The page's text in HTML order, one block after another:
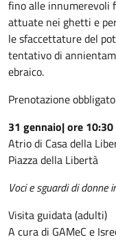
fino alle innumerevoli
attuate nei ghetti e
le sfaccettature del
tentativo di
ebraico.
Prenotazione
31 gennaio| ore 10:30
Atrio di Casa della
Piazza della Libertà
Voci e sguardi di donne
Visita guidata (adulti)
A cura di GAMeC e